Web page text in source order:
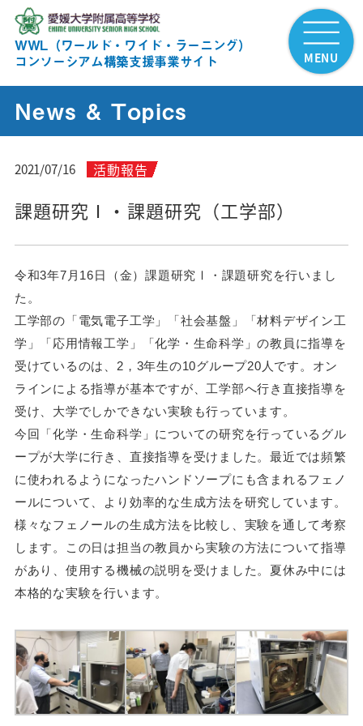
WWL（ワールド・ワイド・ラーニング）
コンソーシアム構築支援事業サイト
MENU
News & Topics
2021/07/16 活動報告
課題研究Ⅰ・課題研究（工学部）
令和3年7月16日（金）課題研究Ⅰ・課題研究を行いまし
た。
工学部の「電気電子工学」「社会基盤」「材料デザイン工
学」「応用情報工学」「化学・生命科学」の教員に指導を
受けているのは、2，3年生の10グループ20人です。オン
ラインによる指導が基本ですが、工学部へ行き直接指導を
受け、大学でしかできない実験も行っています。
今回「化学・生命科学」についての研究を行っているグル
ープが大学に行き、直接指導を受けました。最近では頻繁
に使われるようになったハンドソープにも含まれるフェノ
ールについて、より効率的な生成方法を研究しています。
様々なフェノールの生成方法を比較し、実験を通して考察
します。この日は担当の教員から実験の方法について指導
があり、使用する機械の説明を受けました。夏休み中には
本格的な実験を行います。